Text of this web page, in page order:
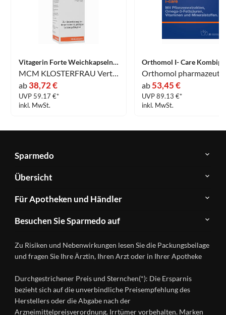
Vitagerin Forte Weichkapseln 100 Stück
MCM KLOSTERFRAU Vertr. GmbH
ab 38,72 €
UVP 59.17 €*
inkl. MwSt.
Orthomol
ab53,45 €
UVP 89.13 €*
inkl. MwSt.
Sparmedo
Über
Sparmedo
FAQ
Kontakt
Datenschutz
Nutzungsbedingungen
Übersicht
Herstellerverzeichnis
Produkte
A-
Ratgeber
Wirkstoffe
Gesundheitsmagazin
Für Apotheken und Händler
&
Händlerlogin
Besuchen Sie Sparmedo auf
Instagram
Zu Risiken und Nebenwirkungen lesen Sie die Packungsbeilage
und fragen Sie Ihre Ärztin, Ihren Arzt oder in Ihrer Apotheke
Durchgestrichener Preis und Sternchen(*): Die Ersparnis
bezieht sich auf die unverbindliche Preisempfehlung des
Herstellers oder die Abgabe nach der
Arzneimittelpreisverordnung. Irrtümer vorbehalten. Marken